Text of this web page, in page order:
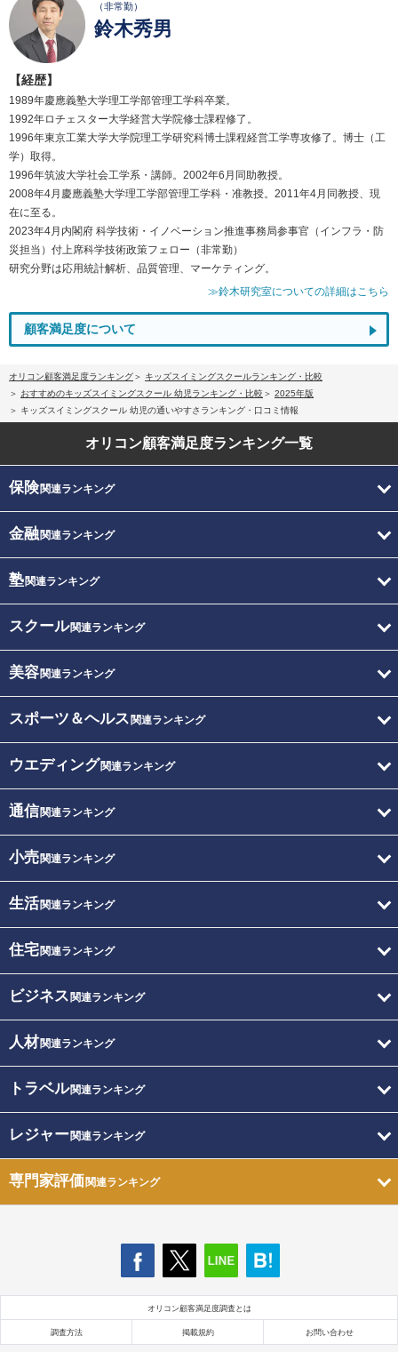
（非常勤）
鈴木秀男
【経歴】
1989年慶應義塾大学理工学部管理工学科卒業。
1992年ロチェスター大学経営大学院修士課程修了。
1996年東京工業大学大学院理工学研究科博士課程経営工学専攻修了。博士（工
学）取得。
1996年筑波大学社会工学系・講師。2002年6月同助教授。
2008年4月慶應義塾大学理工学部管理工学科・准教授。2011年4月同教授、現
在に至る。
2023年4月内閣府 科学技術・イノベーション推進事務局参事官（インフラ・防
災担当）付上席科学技術政策フェロー（非常勤）
研究分野は応用統計解析、品質管理、マーケティング。
≫鈴木研究室についての詳細はこちら
顧客満足度について
オリコン顧客満足度ランキング
キッズスイミングスクールランキング・比較
おすすめのキッズスイミングスクール 幼児ランキング・比較
2025年版
キッズスイミングスクール 幼児の通いやすさランキング・口コミ情報
オリコン顧客満足度ランキング一覧
保険関連ランキング
金融関連ランキング
塾関連ランキング
スクール関連ランキング
美容関連ランキング
スポーツ＆ヘルス 関連ランキング
ウエディング関連ランキング
通信関連ランキング
小売関連ランキング
生活関連ランキング
住宅関連ランキング
ビジネス 関連ランキング
人材関連ランキング
トラベル関連ランキング
レジャー関連ランキング
専門家評価関連ランキング
オリコン顧客満足度調査とは
調査方法 掲載規約 お問い合わせ